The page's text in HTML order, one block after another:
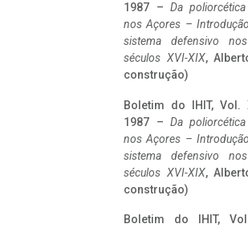
1987 – Da
nos Açores –
sistema defensivo
séculos XVI-XIX,
construção)
Boletim do IHIT, Vol.
1987 – Da
nos Açores –
sistema defensivo
séculos XVI-XIX,
construção)
Boletim do IHIT,